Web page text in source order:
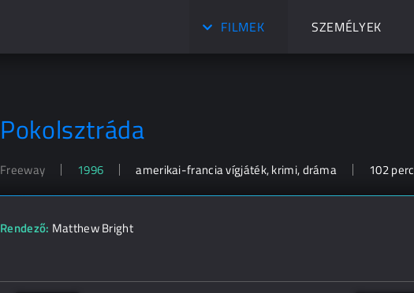
FILMEK SZEMÉLYEK
Pokolsztráda
Freeway 1996 amerikai-francia vígjáték, krimi, dráma 102 perc
Rendező: Matthew Bright